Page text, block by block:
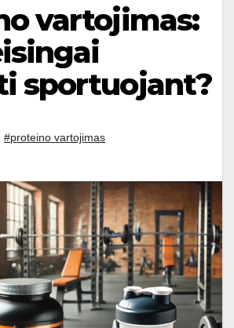
vartojimas:
sportuojant?
#proteino vartojimas